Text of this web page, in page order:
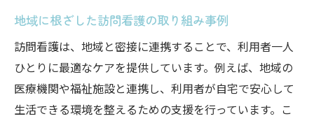
訪問看護における家族支援の実例
訪問看護と家族支援の連携の重要性
訪問看護を通じて実感する生活の質の向上
訪問看護が生活の質を向上させるメカニズ
ム
地域に根ざした訪問看護の取り組み事例
訪問看護は、地域と密接に連携することで、利用者一人
ひとりに最適なケアを提供しています。例えば、地域の
医療機関や福祉施設と連携し、利用者が自宅で安心して
生活できる環境を整えるための支援を行っています。こ